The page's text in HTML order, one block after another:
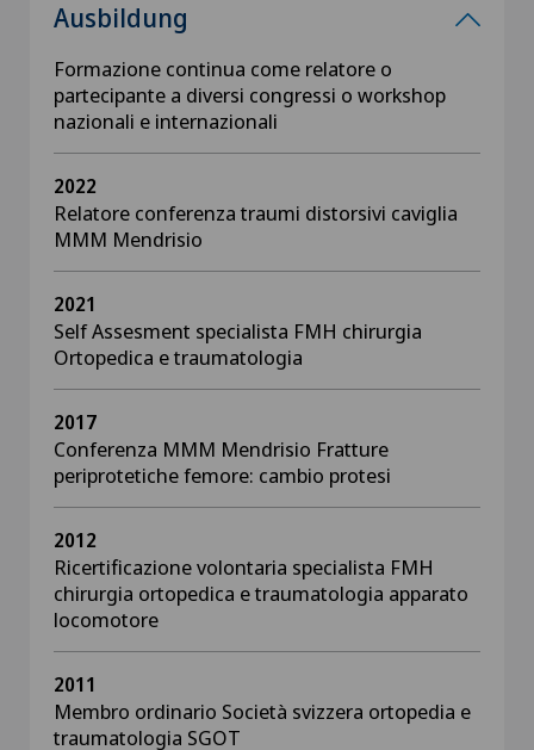
Ausbildung
Formazione continua come relatore o
partecipante a diversi congressi o workshop
nazionali e internazionali
2022
Relatore conferenza traumi distorsivi caviglia
MMM Mendrisio
2021
Self Assesment specialista FMH chirurgia
Ortopedica e traumatologia
2017
Conferenza MMM Mendrisio Fratture
periprotetiche femore: cambio protesi
2012
Ricertificazione volontaria specialista FMH
chirurgia ortopedica e traumatologia apparato
locomotore
2011
Membro ordinario Società svizzera ortopedia e
traumatologia SGOT